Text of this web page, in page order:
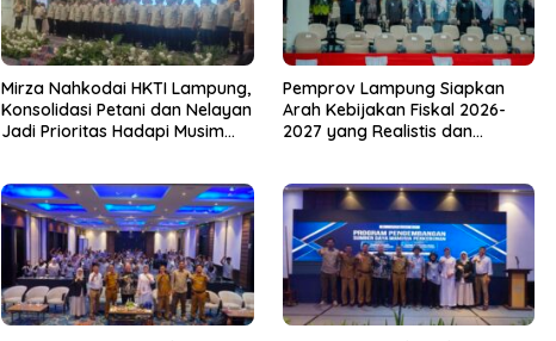
Mirza Nahkodai HKTI Lampung,
Konsolidasi Petani dan Nelayan
Jadi Prioritas Hadapi Musim
Pemprov Lampung Siapkan
Arah Kebijakan Fiskal 2026-
2027 yang Realistis dan